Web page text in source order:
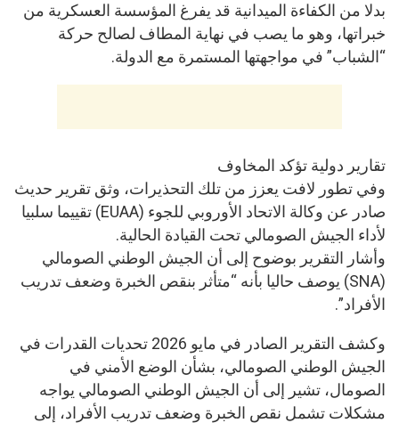
بدلا من الكفاءة الميدانية قد يفرغ المؤسسة العسكرية من
خبراتها، وهو ما يصب في نهاية المطاف لصالح حركة
“الشباب” في مواجهتها المستمرة مع الدولة.
تقارير دولية تؤكد المخاوف
وفي تطور لافت يعزز من تلك التحذيرات، وثق تقرير حديث
صادر عن وكالة الاتحاد الأوروبي للجوء (EUAA) تقييما سلبيا
لأداء الجيش الصومالي تحت القيادة الحالية.
وأشار التقرير بوضوح إلى أن الجيش الوطني الصومالي
(SNA) يوصف حاليا بأنه “متأثر بنقص الخبرة وضعف تدريب
الأفراد”.
وكشف التقرير الصادر في مايو 2026 تحديات القدرات في
الجيش الوطني الصومالي، بشأن الوضع الأمني ​​في
الصومال، تشير إلى أن الجيش الوطني الصومالي يواجه
مشكلات تشمل نقص الخبرة وضعف تدريب الأفراد، إلى